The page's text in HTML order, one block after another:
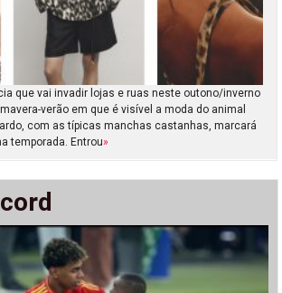
que vai invadir lojas e ruas neste outono/inverno
verão em que é visível a moda do animal
com as típicas manchas castanhas, marcará
temporada. Entrou»